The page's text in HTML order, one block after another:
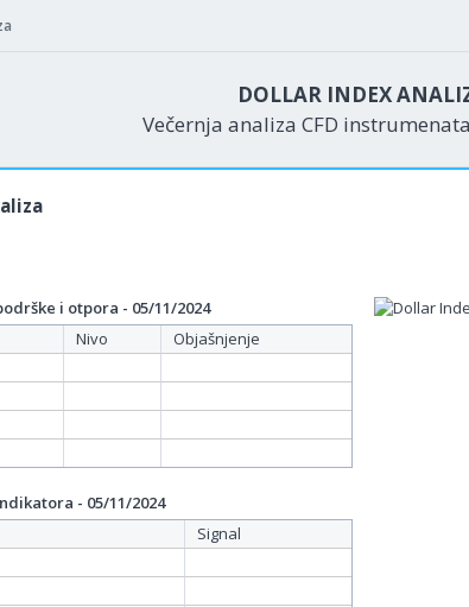
DOLLAR INDEX
Večernja analiza CFD
i otpora - 05/11/2024
Nivo
Objašnjenje
- 05/11/2024
Signal